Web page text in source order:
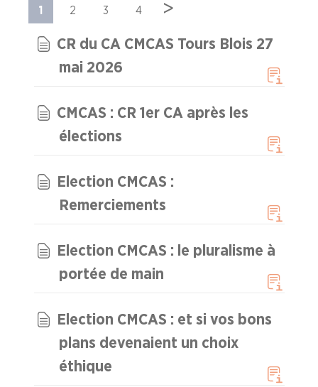
AGENDA
Pourquoi
1 2 3 4 >
CR du CA CMCAS Tours Blois 27
mai 2026
CMCAS : CR 1er CA après les
élections
Election CMCAS :
Remerciements
Election CMCAS : le pluralisme à
portée de main
Election CMCAS : et si vos bons
plans devenaient un choix
éthique